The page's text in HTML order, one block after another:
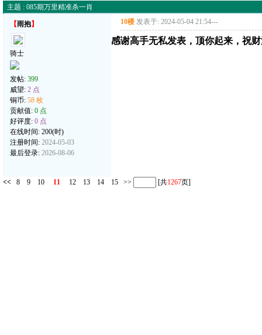
主题 : 085期万里精准杀一肖
【雨抱】
骑士
发帖: 399
威望: 2 点
铜币: 58 枚
贡献值: 0 点
好评度: 0 点
在线时间: 200(时)
注册时间: 2024-05-03
最后登录: 2026-08-06
10楼 发表于: 2024-05-04 21:54---
感谢高手无私发表，顶你起来，祝
<< 8 9 10 11 12 13 14 15 >> [共1267页]